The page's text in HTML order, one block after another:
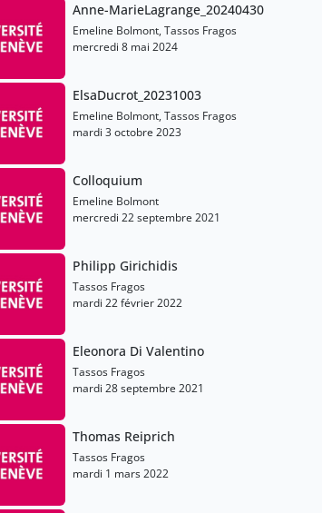
Anne-MarieLagrange_20240430
Emeline Bolmont, Tassos Fragos
mercredi 8 mai 2024
ElsaDucrot_20231003
Emeline Bolmont, Tassos Fragos
mardi 3 octobre 2023
Colloquium
Emeline Bolmont
mercredi 22 septembre 2021
Philipp Girichidis
Tassos Fragos
mardi 22 février 2022
Eleonora Di Valentino
Tassos Fragos
mardi 28 septembre 2021
Thomas Reiprich
Tassos Fragos
mardi 1 mars 2022